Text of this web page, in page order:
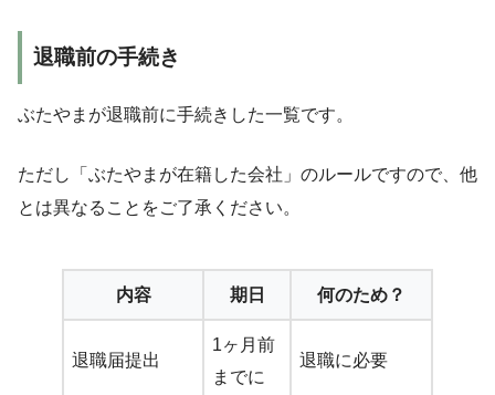
退職前の手続き
ぶたやまが退職前に手続きした一覧です。
ただし「ぶたやまが在籍した会社」のルールですので、他
とは異なることをご了承ください。
内容 期日 何のため？
退職届提出
1ヶ月前
までに
退職に必要